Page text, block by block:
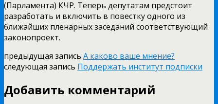
(Парламента) КЧР. Теперь депутатам предстоит
разработать и включить в повестку одного из
ближайших пленарных заседаний соответствующий
законопроект.
предыдущая запись А каково ваше мнение?
следующая запись Поддержать институт подписки
Добавить комментарий